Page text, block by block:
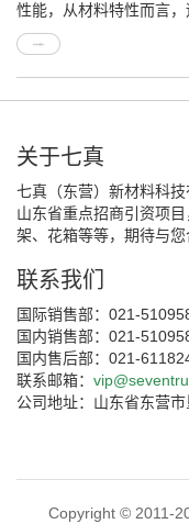
性能，从材料特性而言，
关于七真
七真（东营）新材料科
山东省重点招商引资项
架、花箱等等，期待与
联系我们
国际销售部：021-
国内销售部：021-
国内售后部：021-
联系邮箱：
公司地址：山东省东营
Copyright © 2011-